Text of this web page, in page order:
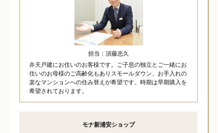
担当：須藤忠久
弁天戸建にお住いのお客様です。ご子息の独立とご一緒にお
住いのお母様のご高齢化もありスモールダウン、お手入れの
楽なマンションへの住み替えが希望です。時期は早期購入を
希望されております。
モナ新浦安ショップ